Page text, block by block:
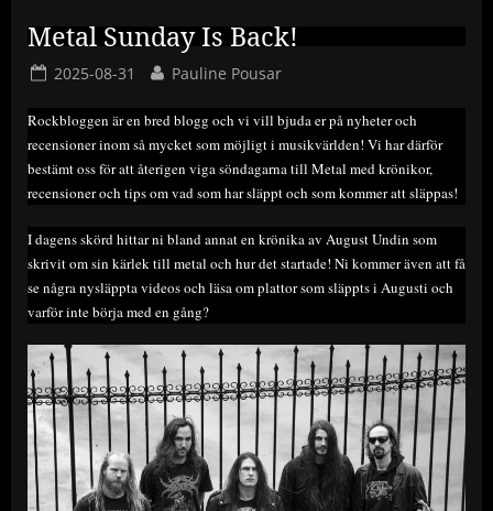
Metal Sunday Is Back!
Posted
2025-08-31 By
Pauline Pousar
Rockbloggen är en bred blogg och vi vill bjuda er på nyheter och
recensioner inom så mycket som möjligt i musikvärlden! Vi har därför
bestämt oss för att återigen viga söndagarna till Metal med krönikor,
recensioner och tips om vad som har släppt och som kommer att släppas!
I dagens skörd hittar ni bland annat en krönika av August Undin som
skrivit om sin kärlek till metal och hur det startade! Ni kommer även att få
se några nysläppta videos och läsa om plattor som släppts i Augusti och
varför inte börja med en gång?